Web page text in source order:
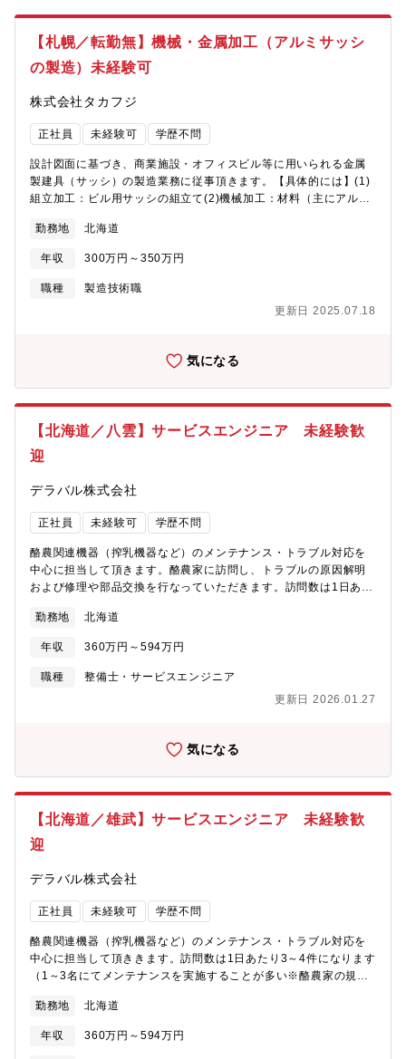
【札幌／転勤無】機械・金属加工（アルミサッシ
の製造）未経験可
株式会社タカフジ
正社員 未経験可 学歴不問
設計図面に基づき、商業施設・オフィスビル等に用いられる金属
製建具（サッシ）の製造業務に従事頂きます。【具体的には】(1)
組立加工：ビル用サッシの組立て(2)機械加工：材料（主にアル
製部材の製造・機械加工：材料（主にスチール）の切断、穴あ
け、曲げ加工（スチール製部材の製造の為の工程）【職務特
徴】・受注物件の内容や製作工程、難易度による担当制。・チー
ム全体で受注した生産工程を担い管理していきます。（1）出荷品
捗確認、報告※工場内・設計・施工管理部署との連携・コミュニ
による指導体制、社内外での研修制度が充実しています。まずは
基本的な加工業務から行い、将来的には特定の業務だけに偏ら
ず、幅広く全工程に関わり、多能工を目指して頂きます。【組織
情報】工場長の下、7名の社員が就業しております。20代～40代
の社員が活躍しており、異業種からの中途入社者も多数在籍して
おります。
勤務地 北海道
年収 300万円～350万円
職種
製造技術職
更新日 2025.07.18
気になる
【北海道／八雲】サービスエンジニア 未経験歓
迎
デラバル株式会社
正社員 未経験可 学歴不問
酪農関連機器（搾乳機器など）のメンテナンス・トラブル対応を
中心に担当して頂きます。酪農家に訪問し、トラブルの原因解明
および修理や部品交換を行なっていただきます。訪問数は1日あた
多い※酪農家の規模による）。搾乳は1日に2～3回行われるため、
スケジュール管理が不可欠となります。また、新しい機器の設置
も手掛けており、搾乳ロボット設置の際には、搾乳機までの道の
りを牛に教える「牛追い」という業務も行います。（1）定期的な
器導入時の設置対応 など■出張等について：・出張が発生するケ
なケースです。頻度は年に2回から3回で、期間は1回で最長1週間
程度です。・緊急対応のシフトに入っていただくケースがござい
ます（一人で業務をこなせるまでは無し）。休日対応等があった
場合、平日で振替休日を取得いただきます。・直行直帰は可能で
す。■入社後の流れ：・機械と酪農の知識をイチから習得していた
だくため、入社後1～2ヶ月以内に、千歳市にあるトレーニングセ
ンターにて1週間ほど技術研修を行います。同時に先輩社員に同行
牛の泌乳生理等の専門知識もあわせて学んでいただきます。デリ
けるように知識を身につけていただきたいと考えております。
勤務地 北海道
年収 360万円～594万円
職種
整備士・サービスエンジニア
更新日 2026.01.27
気になる
【北海道／雄武】サービスエンジニア 未経験歓
迎
デラバル株式会社
正社員 未経験可 学歴不問
酪農関連機器（搾乳機器など）のメンテナンス・トラブル対応を
中心に担当して頂ききます。訪問数は1日あたり3～4件になります
（1～3名にてメンテナンスを実施することが多い※酪農家の規模
不可欠となります。また、新しい機器の設置も手掛けており、搾
乳ロボット設置の際には、搾乳機までの道のりを牛に教える「牛
追い」という業務も行います。（1）定期的なメンテナンス・部品
勤務地 北海道
年収 360万円～594万円